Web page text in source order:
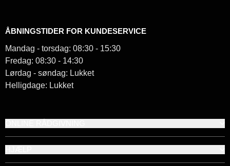
ÅBNINGSTIDER FOR KUNDESERVICE
Mandag - torsdag: 08:30 - 15:30
Fredag: 08:30 - 14:30
Lørdag - søndag: Lukket
Helligdage: Lukket